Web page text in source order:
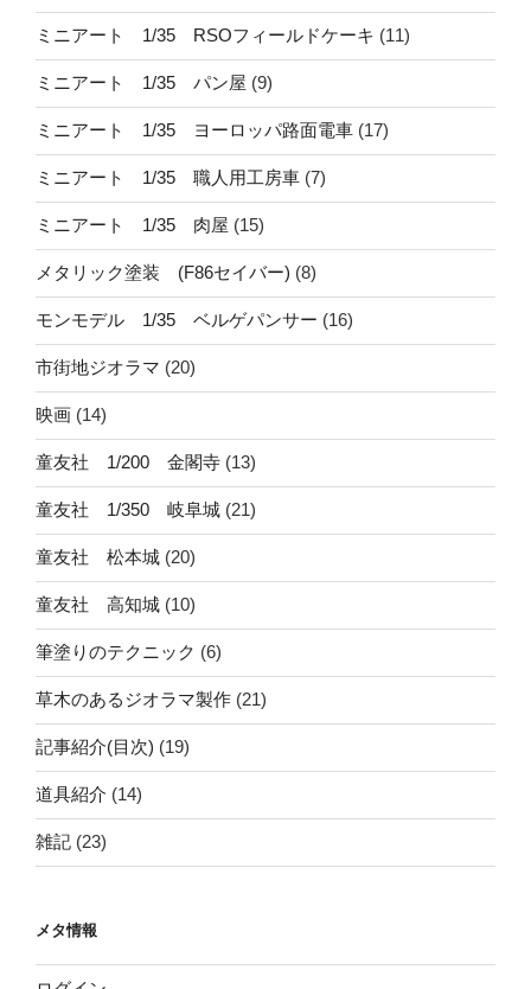
ミニアート 1/35 RSOフィールドケーキ (11)
ミニアート 1/35 パン屋 (9)
ミニアート 1/35 ヨーロッパ路面電車 (17)
ミニアート 1/35 職人用工房車 (7)
ミニアート 1/35 肉屋 (15)
メタリック塗装 (F86セイバー) (8)
モンモデル 1/35 ベルゲパンサー (16)
市街地ジオラマ (20)
映画 (14)
童友社 1/200 金閣寺 (13)
童友社 1/350 岐阜城 (21)
童友社 松本城 (20)
童友社 高知城 (10)
筆塗りのテクニック (6)
草木のあるジオラマ製作 (21)
記事紹介(目次) (19)
道具紹介 (14)
雑記 (23)
メタ情報